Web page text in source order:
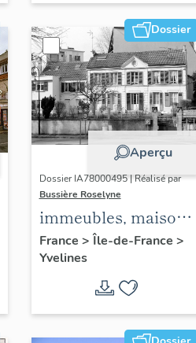
Dossier
Aperçu
Dossier IA78000495 | Réalisé par
Bussière Roselyne
immeubles, maisons,
fermes
France > Île-de-France >
Yvelines